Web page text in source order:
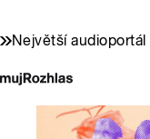
Největší